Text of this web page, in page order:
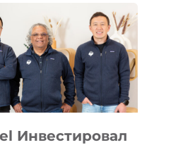
Инвестировал